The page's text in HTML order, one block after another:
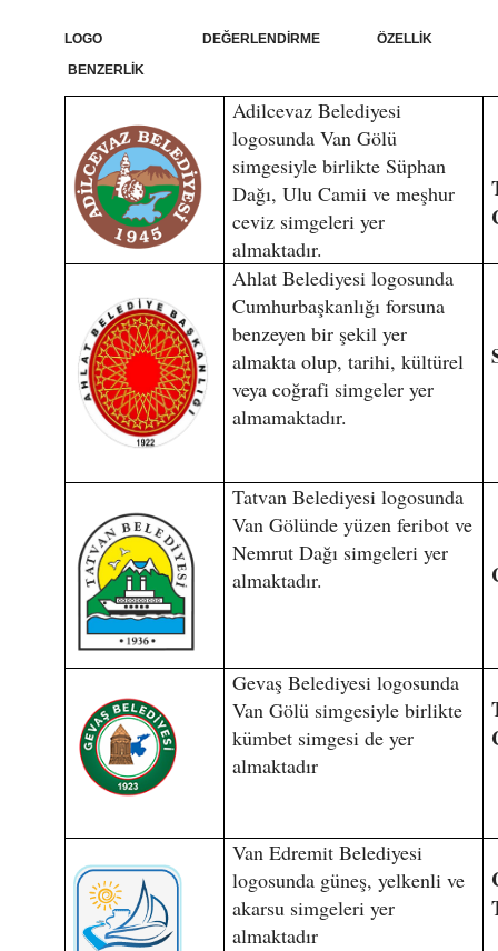
LOGO DEĞERLENDİRME ÖZELLİK
BENZERLİK
Adilcevaz Belediyesi
logosunda Van Gölü
simgesiyle birlikte Süphan
Dağı, Ulu Camii ve meşhur
ceviz simgeleri yer
almaktadır.
Ahlat Belediyesi logosunda
Cumhurbaşkanlığı forsuna
benzeyen bir şekil yer
almakta olup, tarihi, kültürel
veya coğrafi simgeler yer
almamaktadır.
Tatvan Belediyesi logosunda
Van Gölünde yüzen feribot ve
Nemrut Dağı simgeleri yer
almaktadır.
Gevaş Belediyesi logosunda
Van Gölü simgesiyle birlikte
kümbet simgesi de yer
almaktadır
Van Edremit Belediyesi
logosunda güneş, yelkenli ve
akarsu simgeleri yer
almaktadır